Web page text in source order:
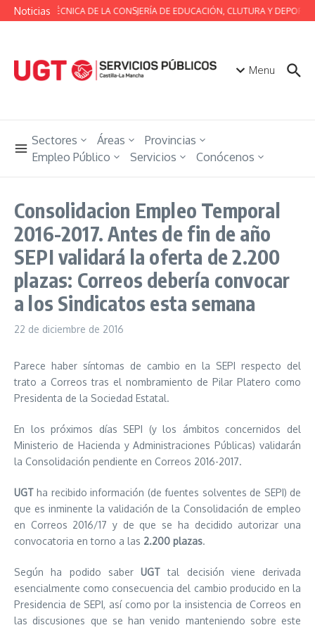
Saltar al contenido
Noticias
MESA TÉCNICA DE LA CONSJERÍA DE EDUCACIÓN, CLUTURA Y
Menu
Sectores Áreas
Provincias
Empleo Público
Servicios Conócenos
Consolidacion Empleo Temporal
2016-2017. Antes de fin de año
SEPI validará la oferta de 2.200
plazas: Correos debería convocar
a los Sindicatos esta semana
22 de diciembre de 2016
Parece haber síntomas de cambio en la SEPI respecto del
trato a Correos tras el nombramiento de Pilar Platero como
Presidenta de la Sociedad Estatal.
En los próximos días SEPI (y los ámbitos concernidos del
Ministerio de Hacienda y Administraciones Públicas) validarán
la Consolidación pendiente en Correos 2016-2017.
UGTha recibido información (de fuentes solventes de SEPI) de
que es inminente la validación de la Consolidación de empleo
en Correos 2016/17 y de que se ha decidido autorizar una
convocatoria en torno a las 2.200 plazas.
Según ha podido saber UGT tal decisión viene derivada
esencialmente como consecuencia del cambio producido en la
Presidencia de SEPI, así como por la insistencia de Correos en
las discusiones que se han venido manteniendo sobre este